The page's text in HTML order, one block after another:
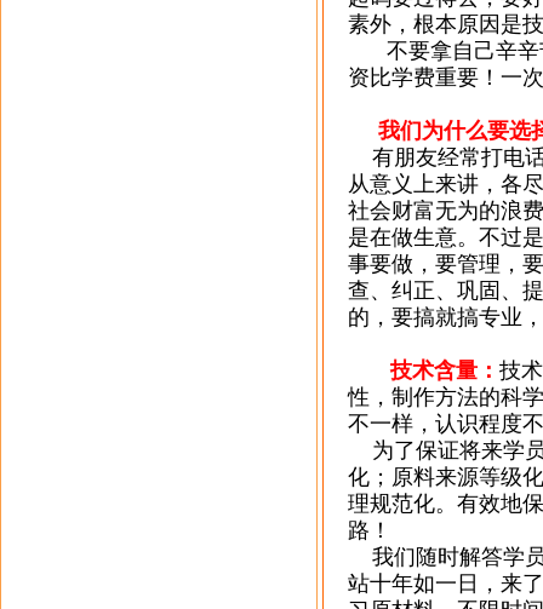
素外，根本原因是
不要拿自己辛
资比学费重要！ 一
我们为什么要选
有朋友经常打电
从意义上来讲，各
社会财富无为的浪
是在做生意。不过
事要做，要管理，
查、纠正、巩固、
的，要搞就搞专业
技术含量： 技
性，制作方法的科
不一样，认识程度
为了保证将来学
化；原料来源等级
理规范化。有效地
路！
我们随时解答学
站十年如一日，来